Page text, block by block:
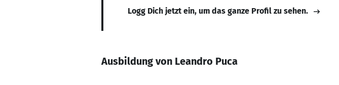
Logg Dich jetzt ein, um das ganze Profil zu sehen.
Ausbildung von Leandro Puca